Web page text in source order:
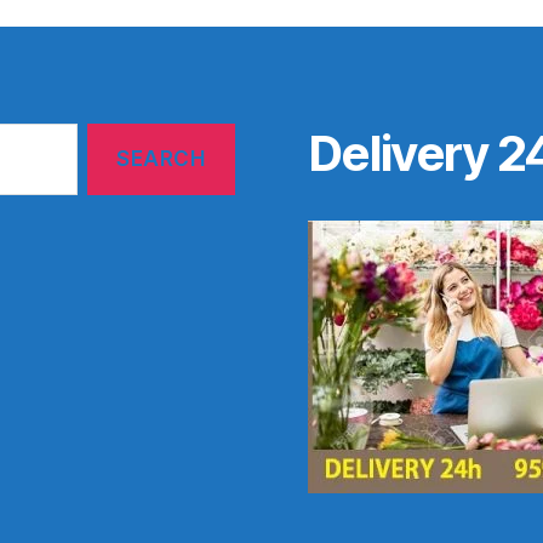
Delivery